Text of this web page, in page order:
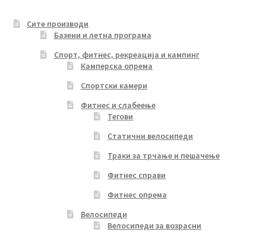
Сите производи
Базени и летна програма
Спорт, фитнес, рекреација и кампинг
Камперска опрема
Спортски камери
Фитнес и слабеење
Тегови
Статични велосипеди
Траки за трчање и пешачење
Фитнес справи
Фитнес опрема
Велосипеди
Велосипеди за возрасни